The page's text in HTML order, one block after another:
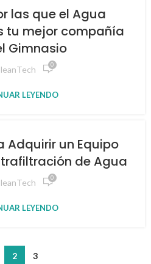
las que el Agua
tu mejor compañía
Gimnasio
0
LEYENDO
Adquirir un Equipo
de Agua
0
LEYENDO
2 3